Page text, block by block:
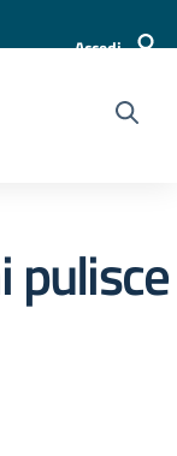
Accedi
pulisce